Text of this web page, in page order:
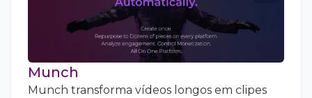
Munch
Munch transforma vídeos longos em clipes